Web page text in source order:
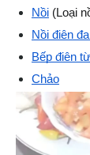
Nồi (Loại
Nồi điện
Bếp điện từ
Chảo